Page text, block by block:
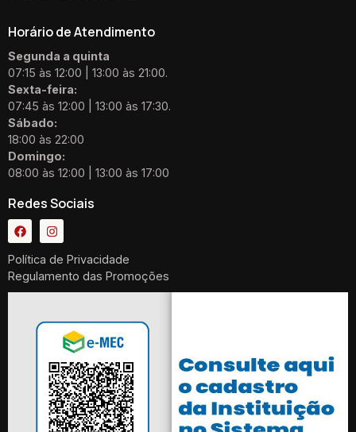
Horário de Atendimento
Segunda a quinta
07:15 às 12:00 | 13:00 às 21:00.
Sexta-feira:
07:45 às 12:00 | 13:00 às 17:30.
Sábado:
18:00 às 22:00
Domingo:
08:00 às 12:00 | 13:00 às 17:00
Redes Sociais
Política de Privacidade
Regulamento das Promoções